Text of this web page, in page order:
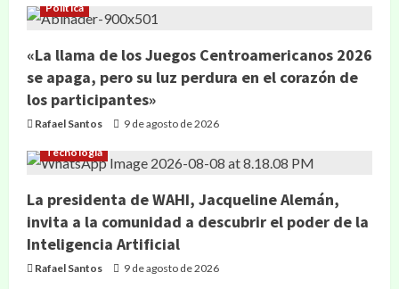
Política
«La llama de los Juegos Centroamericanos 2026
se apaga, pero su luz perdura en el corazón de
los participantes»
Rafael Santos 9 de agosto de 2026
Tecnología
La presidenta de WAHI, Jacqueline Alemán,
invita a la comunidad a descubrir el poder de la
Inteligencia Artificial
Rafael Santos 9 de agosto de 2026